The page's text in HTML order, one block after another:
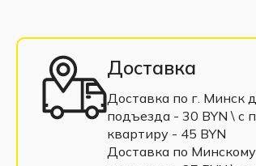
Доставка
Доставка по г. Минск
подъезда - 30 BYN \ c
квартиру - 45 BYN
Доставка по